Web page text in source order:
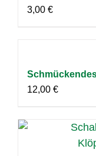
3,00 €
12,00 €